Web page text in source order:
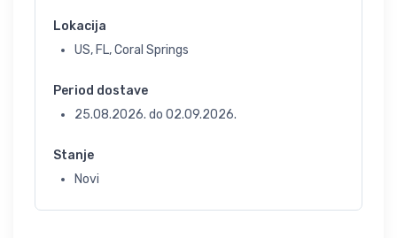
Lokacija
US, FL, Coral Springs
Period dostave
25.08.2026. do 02.09.2026.
Stanje
Novi